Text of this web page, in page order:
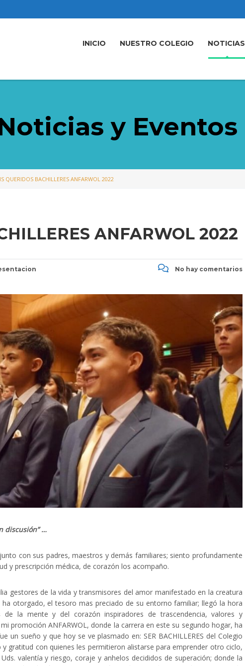
INICIO NUESTRO COLEGIO NOTICIAS
y Eventos
QUERIDOS BACHILLERES ANFARWOL 2022
ANFARWOL 2022
No hay comentarios
discusión” …
con sus padres, maestros y demás familiares; siento profundamente
y prescripción médica, de corazón los acompaño.
gestores de la vida y transmisores del amor manifestado en la creatura
otorgado, el tesoro mas preciado de su entorno familiar; llegó la hora
la mente y del corazón inspiradores de trascendencia, valores y
promoción ANFARWOL, donde la carrera en este su segundo hogar, ha
sueño y que hoy se ve plasmado en: SER BACHILLERES del Colegio
gratitud con quienes les permitieron alistarse para emprender otro ciclo,
valentía y riesgo, coraje y anhelos decididos de superación; donde la